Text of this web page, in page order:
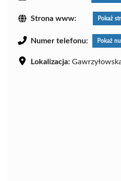
Strona www: Pokaż
Numer telefonu: Pokaż
Lokalizacja: